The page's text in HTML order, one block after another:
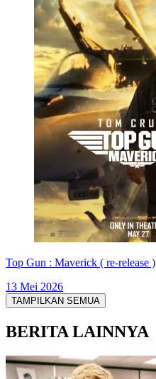
Top Gun : Maverick ( re-release )
13 Mei 2026
TAMPILKAN SEMUA
BERITA LAINNYA